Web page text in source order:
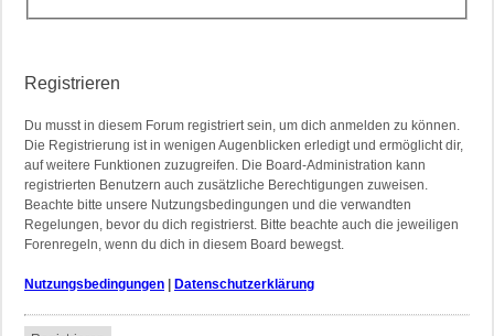
Registrieren
Du musst in diesem Forum registriert sein, um dich anmelden zu können.
Die Registrierung ist in wenigen Augenblicken erledigt und ermöglicht dir,
auf weitere Funktionen zuzugreifen. Die Board-Administration kann
registrierten Benutzern auch zusätzliche Berechtigungen zuweisen.
Beachte bitte unsere Nutzungsbedingungen und die verwandten
Regelungen, bevor du dich registrierst. Bitte beachte auch die jeweiligen
Forenregeln, wenn du dich in diesem Board bewegst.
Nutzungsbedingungen | Datenschutzerklärung